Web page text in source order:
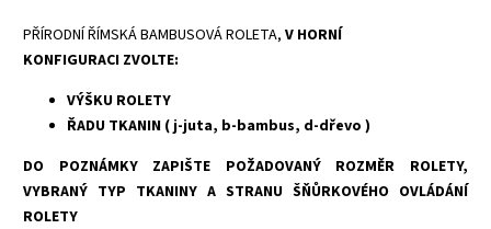
PŘÍRODNÍ ŘÍMSKÁ BAMBUSOVÁ ROLETA, V HORNÍ
KONFIGURACI ZVOLTE:
VÝŠKU ROLETY
ŘADU TKANIN ( j-juta, b-bambus, d-dřevo )
DO POZNÁMKY ZAPIŠTE POŽADOVANÝ ROZMĚR ROLETY,
VYBRANÝ TYP TKANINY A STRANU ŠŇŮRKOVÉHO OVLÁDÁNÍ
ROLETY